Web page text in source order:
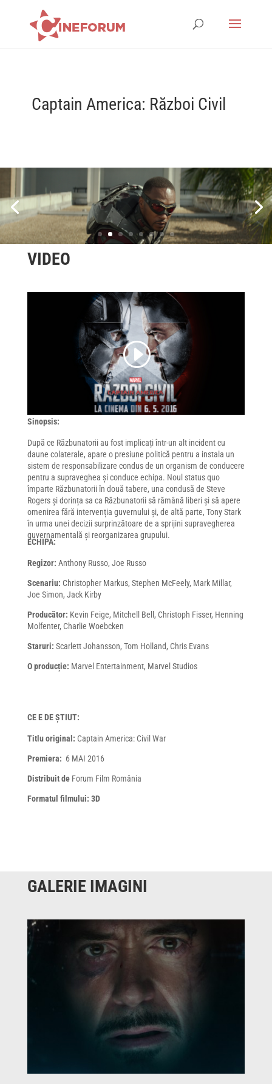
Captain America: Război Civil
VIDEO
Sinopsis:
După ce Răzbunatorii au fost implicați într-un alt incident cu
daune colaterale, apare o presiune politică pentru a instala un
sistem de responsabilizare condus de un organism de conducere
pentru a supraveghea și conduce echipa. Noul status quo
împarte Răzbunatorii în două tabere, una condusă de Steve
Rogers și dorința sa ca Răzbunatorii să rămână liberi și să apere
omenirea fără intervenția guvernului și, de altă parte, Tony Stark
în urma unei decizii surprinzătoare de a sprijini supravegherea
guvernamentală și reorganizarea grupului.
ECHIPA:
Regizor: Anthony Russo, Joe Russo
Scenariu: Christopher Markus, Stephen McFeely, Mark Millar,
Joe Simon, Jack Kirby
Producător: Kevin Feige, Mitchell Bell, Christoph Fisser, Henning
Molfenter, Charlie Woebcken
Staruri: Scarlett Johansson, Tom Holland, Chris Evans
O producție: Marvel Entertainment, Marvel Studios
CE E DE ȘTIUT:
Titlu original: Captain America: Civil War
Premiera: 6 MAI 2016
Distribuit de Forum Film România
Formatul filmului: 3D
GALERIE IMAGINI